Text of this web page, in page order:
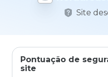
Site
Pontuação de
site